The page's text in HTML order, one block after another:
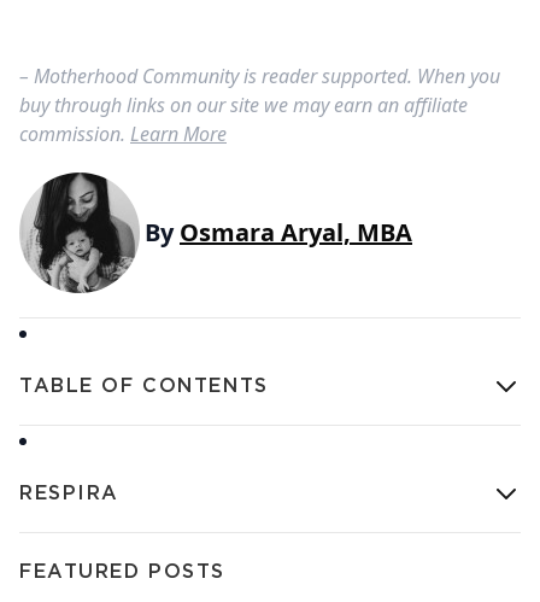
– Motherhood Community is reader supported. When you
buy through links on our site we may earn an affiliate
commission. Learn More
ByOsmara Aryal, MBA
TABLE OF CONTENTS
RESPIRA
FEATURED POSTS